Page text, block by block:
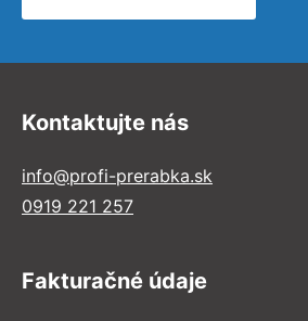
Kontaktujte nás
info@profi-prerabka.sk
0919 221 257
Fakturačné údaje